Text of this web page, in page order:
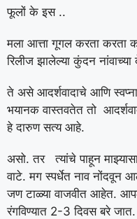
फूलों के इस ..
मला आत्ता गूगल करता करता
रिलीज झालेल्या कुंदन
ते असे आदर्शवादाचे आणि
भयानक वास्तवतेत तो
हे दारुण सत्य आहे.
असो. तर त्यांचे पाहून
वाटे. मग स्पर्धेत नाव
जण टाळ्या वाजवीत आहेत.
रंगविण्यात 2-3 दिवस बरे जात.